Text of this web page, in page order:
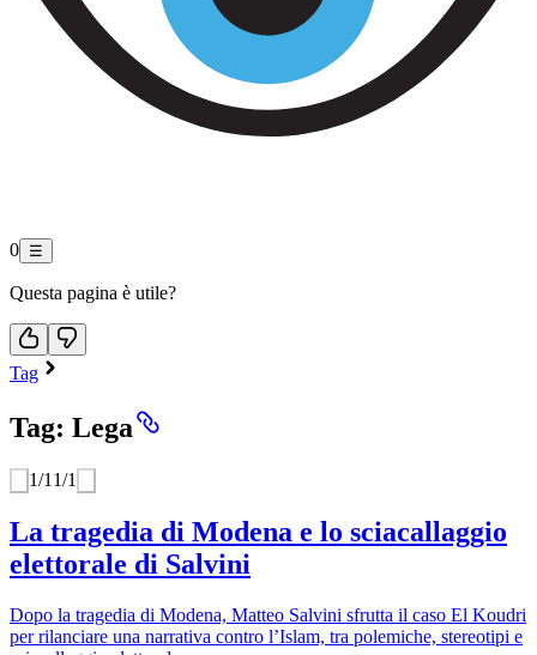
0 ☰
Questa pagina è utile?
Tag
Tag: Lega
1/1 1/1
La tragedia di Modena e lo sciacallaggio
elettorale di Salvini
Dopo la tragedia di Modena, Matteo Salvini sfrutta il caso El Koudri
per rilanciare una narrativa contro l’Islam, tra polemiche, stereotipi e